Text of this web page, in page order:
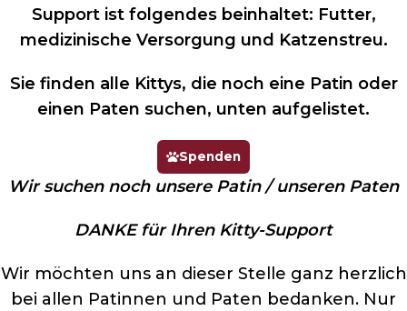
Support ist folgendes beinhaltet: Futter,
medizinische Versorgung und Katzenstreu.
Sie finden alle Kittys, die noch eine Patin oder
einen Paten suchen, unten aufgelistet.
Spenden
Wir suchen noch unsere Patin / unseren Paten
DANKE für Ihren Kitty-Support
Wir möchten uns an dieser Stelle ganz herzlich
bei allen Patinnen und Paten bedanken. Nur